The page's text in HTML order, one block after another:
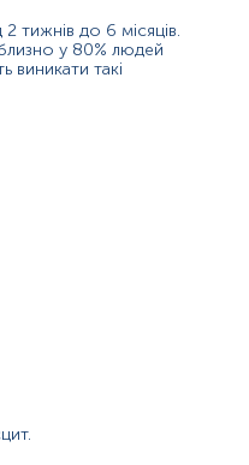
core, NS5b)
вірус на 6
з яких виділяють
між собою
відповіддю на
генотипи 2 і 3.
генотипу та
2 і 3 мають кращі
генотипи 1 і 4
лікування та
з генотипом 1 та 4
й курс
до 48 тижнів.
на частоту хронізації.
2 тижнів до 6 місяців.
у 80% людей
виникати такі